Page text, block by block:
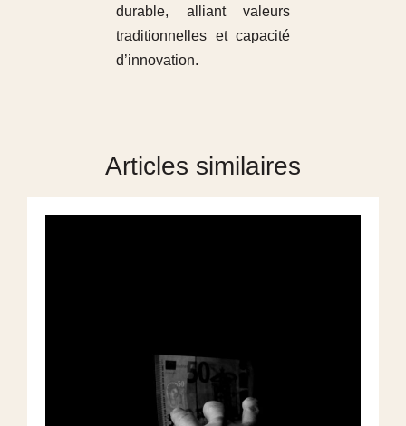
durable, alliant valeurs
traditionnelles et capacité
d’innovation.
Articles similaires